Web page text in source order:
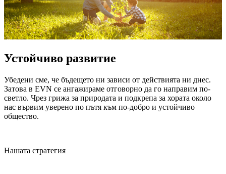
Устойчиво развитие
Убедени сме, че бъдещето ни зависи от действията ни днес.
Затова в EVN се ангажираме отговорно да го направим по-
светло. Чрез грижа за природата и подкрепа за хората около
нас вървим уверено по пътя към по-добро и устойчиво
общество.
Нашата стратегия